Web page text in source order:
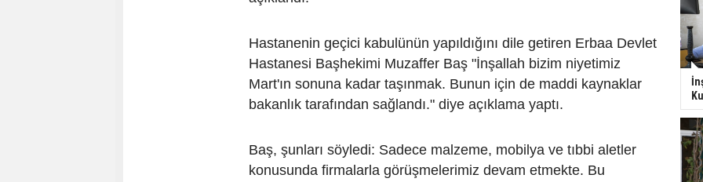
Hastanenin geçici kabulünün yapıldığını dile getiren Erbaa Devlet
Hastanesi Başhekimi Muzaffer Baş "İnşallah bizim niyetimiz
Mart'ın sonuna kadar taşınmak. Bunun için de maddi kaynaklar
bakanlık tarafından sağlandı." diye açıklama yaptı.
Baş, şunları söyledi: Sadece malzeme, mobilya ve tıbbi aletler
konusunda firmalarla görüşmelerimiz devam etmekte. Bu